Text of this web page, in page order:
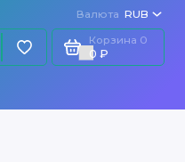
Валюта RUB
Корзина 0
0 ₽